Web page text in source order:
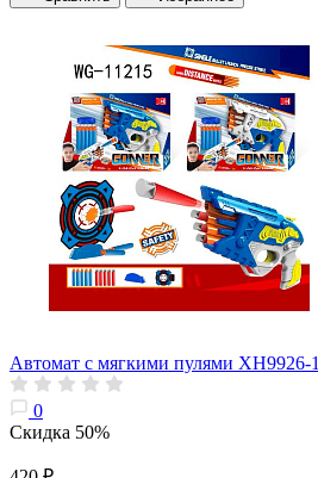
Автомат с мягкими пулями XH9926-1
0
Скидка 50%